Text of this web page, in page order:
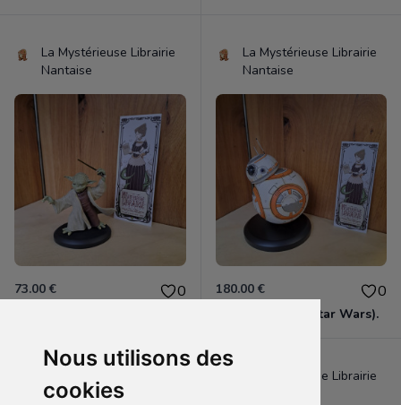
Nous utilisons des
cookies
La Mystérieuse Librairie
Nantaise
73.00 € 0
La Mystérieuse Librairie
Nantaise
180.00 € 0
Statuette BB-8 (Star Wars).
Nantaise
La Mystérieuse Librairie